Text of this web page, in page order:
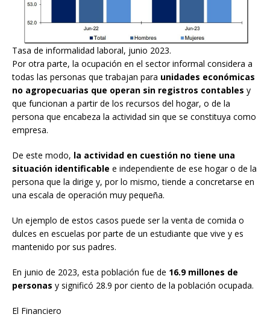
Tasa de informalidad laboral, junio 2023.
Por otra parte, la ocupación en el sector informal considera a
todas las personas que trabajan para unidades económicas
no agropecuarias que operan sin registros contables y
que funcionan a partir de los recursos del hogar, o de la
persona que encabeza la actividad sin que se constituya como
empresa.
De este modo, la actividad en cuestión no tiene una
situación identificable e independiente de ese hogar o de la
persona que la dirige y, por lo mismo, tiende a concretarse en
una escala de operación muy pequeña.
Un ejemplo de estos casos puede ser la venta de comida o
dulces en escuelas por parte de un estudiante que vive y es
mantenido por sus padres.
En junio de 2023, esta población fue de 16.9 millones de
personas y significó 28.9 por ciento de la población ocupada.
El Financiero